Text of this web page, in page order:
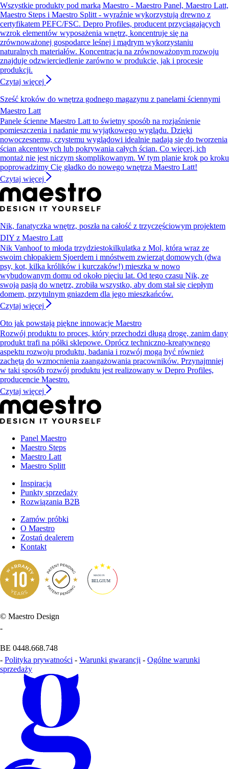
Wszystkie produkty pod marką Maestro - Maestro Panel, Maestro Latt,
Maestro Steps i Maestro Splitt - wyraźnie wykorzystują drewno z
certyfikatem PEFC/FSC. Depro Profiles, producent przyciągających
wzrok elementów wyposażenia wnętrz, koncentruje się na
zrównoważonej gospodarce leśnej i mądrym wykorzystaniu
naturalnych materiałów. Koncentracja na zrównoważonym rozwoju
znajduje odzwierciedlenie zarówno w produkcie, jak i procesie
produkcji.
Czytaj więcej
Sześć kroków do wnętrza godnego magazynu z panelami ściennymi
Maestro Latt
Panele ścienne Maestro Latt to świetny sposób na rozjaśnienie
pomieszczenia i nadanie mu wyjątkowego wyglądu. Dzięki
nowoczesnemu, czystemu wyglądowi idealnie nadają się do tworzenia
ścian akcentowych lub pokrywania całych ścian. Co więcej, ich
montaż nie jest niczym skomplikowanym. W tym planie krok po kroku
poprowadzimy Cię gładko do nowego wnętrza Maestro Latt!
Czytaj więcej
Nik, fanatyczka wnętrz, poszła na całość z trzyczęściowym projektem
DIY z Maestro Latt
Nik Vanhoof to młoda trzydziestokilkulatka z Mol, która wraz ze
swoim chłopakiem Sjoerdem i mnóstwem zwierząt domowych (dwa
psy, kot, kilka królików i kurczaków!) mieszka w nowo
wybudowanym domu od około pięciu lat. Od tego czasu Nik, ze
swoją pasją do wnętrz, zrobiła wszystko, aby dom stał się ciepłym
domem, przytulnym gniazdem dla jego mieszkańców.
Czytaj więcej
Oto jak powstają piękne innowacje Maestro
Rozwój produktu to proces, który przechodzi długą drogę, zanim dany
produkt trafi na półki sklepowe. Oprócz techniczno-kreatywnego
aspektu rozwoju produktu, badania i rozwój mogą być również
zachętą do wzmocnienia zaangażowania pracowników. Przynajmniej
w taki sposób rozwój produktu jest realizowany w Depro Profiles,
producencie Maestro.
Czytaj więcej
Panel Maestro
Maestro Steps
Maestro Latt
Maestro Splitt
Inspiracja
Punkty sprzedaży
Rozwiązania B2B
Zamów próbki
O Maestro
Zostań dealerem
Kontakt
MADE IN
BELGIUM
© Maestro Design
-
BE 0448.668.748
- Polityka prywatności - Warunki gwarancji - Ogólne warunki
sprzedaży